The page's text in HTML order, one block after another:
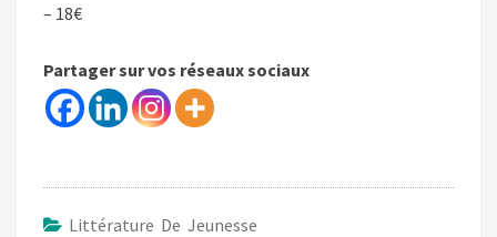
– 18€
Partager sur vos réseaux sociaux
Littérature De Jeunesse